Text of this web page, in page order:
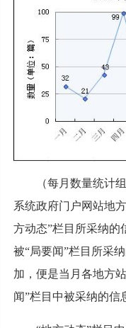
（每月数量统计组
系统政府门户网站地
方动态”栏目所采纳的
被“局要闻”栏目所采
加，便是当月各地方
闻”栏目中被采纳的信